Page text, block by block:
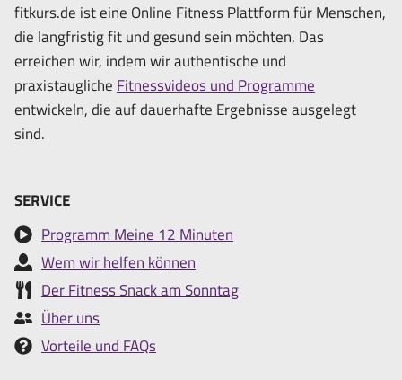
fitkurs.de ist eine Online Fitness Plattform für Menschen,
die langfristig fit und gesund sein möchten. Das
erreichen wir, indem wir authentische und
praxistauglicheFitnessvideos und Programme
entwickeln, die auf dauerhafte Ergebnisse ausgelegt
sind.
SERVICE
Programm Meine 12 Minuten
Wem wir helfen können
Der Fitness Snack am Sonntag
Über uns
Vorteile und FAQs